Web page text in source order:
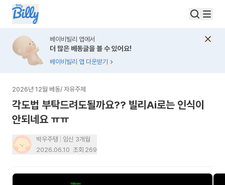
베이비빌리 앱에서
더 많은 베동글을 볼 수 있어요!
베이비빌리 앱 다운받기
2026년 12월 베동/ 자유주제
각도법 부탁드려도될까요?? 빌리Ai로는 인식이
안되네요 ㅠㅠ
박우주탱
임신 3개월
2026.06.10 조회 269